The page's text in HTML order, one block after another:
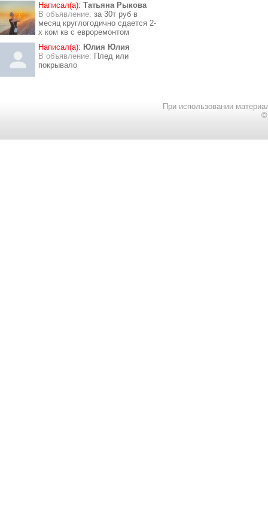
Написал(а): Татьяна Рыкова
В объявление: за 30т руб в
месяц круглогодично сдается 2-
х ком кв с евроремонтом
Написал(а): Юлия Юлия
В объявление: Плед или
покрывало
При использовании